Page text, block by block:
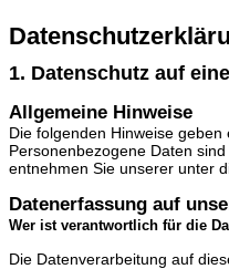
1. Datenschutz auf
Allgemeine Hinweise
Die folgenden Hinweise
Personenbezogene Daten
entnehmen Sie unserer unter
Datenerfassung auf
Wer ist verantwortlich für die
Die Datenverarbeitung auf